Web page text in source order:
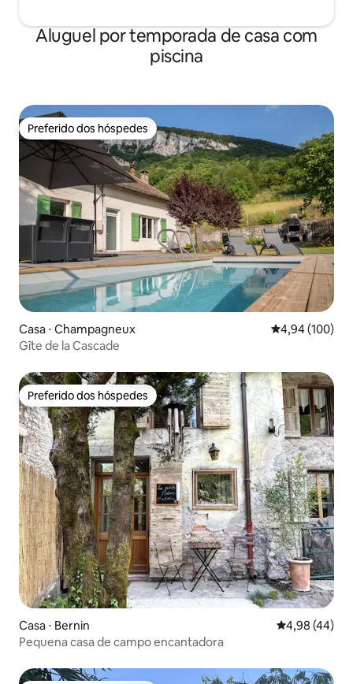
Aluguel por temporada de casa com
piscina
Preferido dos hóspedes
Preferido dos hóspedes
Casa ⋅ Champagneux 4,94 de uma
4,94 (100)
Gîte de la Cascade
Preferido dos hóspedes
Preferido dos hóspedes
Casa ⋅ Bernin 4,98 de uma
4,98 (44)
Pequena casa de campo encantadora